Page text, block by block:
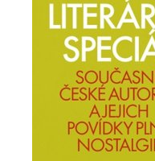
Naše krásná zahrada